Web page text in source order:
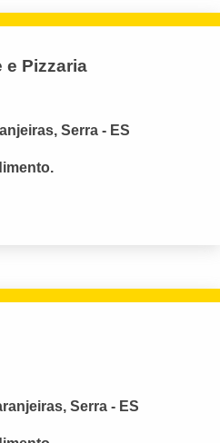
e Pizzaria
Serra - ES
Serra - ES